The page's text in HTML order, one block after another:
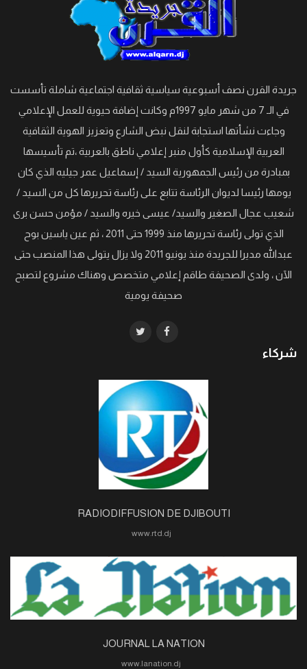
جريدة القرن نصف أسبوعية سياسية ثقافية اجتماعية شاملة تأسست
في الـ 7 من شهر مايو 1997م وكانت إضافة حيوية للعمل الإعلامي
وجاءت نشأتها استجابة لنقل نبض الشارع وتعزيز الهوية الثقافية
العربية الإسلامية كأول منبر إعلامي ناطق بالعربية ،تم تأسيسها
بمبادرة من رئيس الجمهورية السيد / إسماعيل عمر جيليه الذي كان
يومها رئيسا لديوان الرئاسة تتابع على رئاسة تحريرها كل من السيد /
شعيب عجال الصغير والسيد/ عيسى خيره والسيد / مؤمن حسن برى
الذي تولى رئاسة تحريرها منذ 1999 حتى 2011 ، ثم عين ياسين بوح
عبدالله مديرا للجريدة منذ يونيو 2011 ولا يزال يتولى هذا المنصب حتى
الآن ، ولدى الصحيفة طاقم إعلامي متخصص وهناك مشروع لتصبح
صحيفة يومية
شركاء
RADIODIFFUSION DE DJIBOUTI
JOURNAL LA NATION